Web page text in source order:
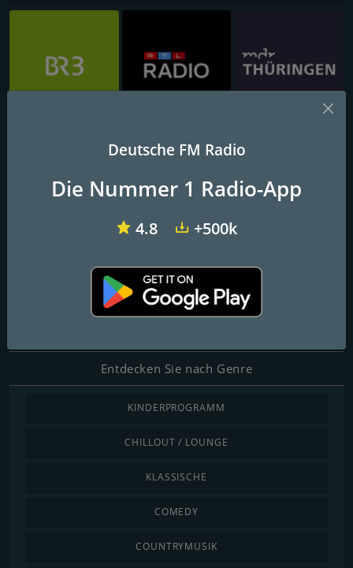
Radio 486
Kontakte
https://www.radio486.de
studio-brk@radio486.de
Entdecken Sie nach Genre
KINDERPROGRAMM
CHILLOUT / LOUNGE
KLASSISCHE
COMEDY
COUNTRYMUSIK
Deutsche FM Radio
Die Nummer 1 Radio-App
4.8 +500k